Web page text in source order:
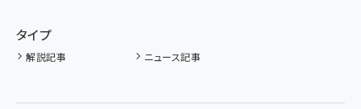
タイプ
解説記事 ニュース記事